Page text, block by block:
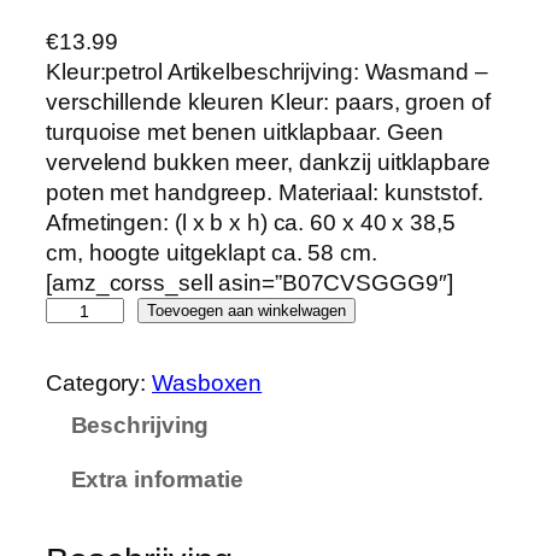
€13.99
Kleur:petrol Artikelbeschrijving: Wasmand –
verschillende kleuren Kleur: paars, groen of
turquoise met benen uitklapbaar. Geen
vervelend bukken meer, dankzij uitklapbare
poten met handgreep. Materiaal: kunststof.
Afmetingen: (l x b x h) ca. 60 x 40 x 38,5
cm, hoogte uitgeklapt ca. 58 cm.
[amz_corss_sell asin=”B07CVSGGG9″]
-
Toevoegen aan winkelwagen
Category:Wasboxen
Beschrijving
Extra informatie